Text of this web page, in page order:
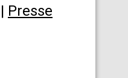
| Presse